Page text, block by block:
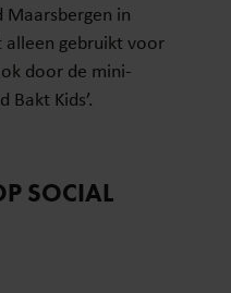
in
gebruikt voor
door de mini-
Bakt Kids’.
SOCIAL